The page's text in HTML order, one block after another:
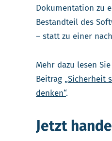
Dokumentation zu
Bestandteil des
– statt zu einer
Mehr dazu lesen
Beitrag „Sicherheit
denken“.
Jetzt